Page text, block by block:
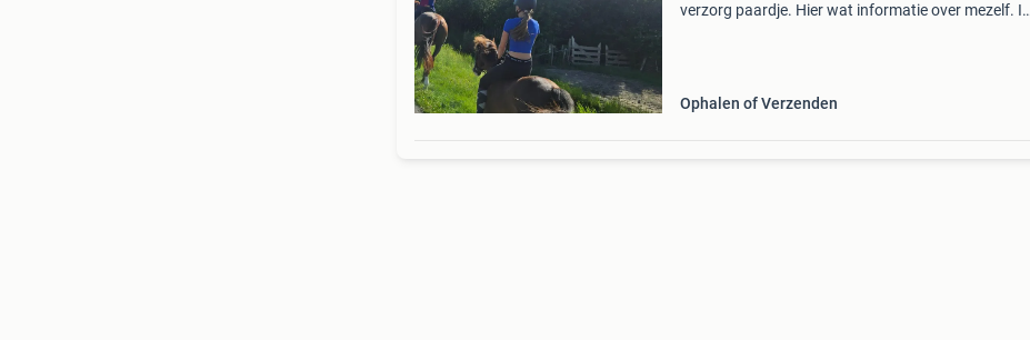
verzorg paardje. Hier wat informatie over mezelf. Ik
Ophalen of Verzenden